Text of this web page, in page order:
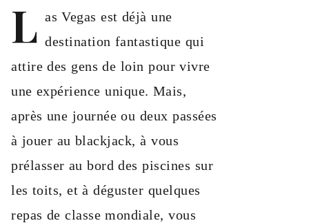
L as Vegas est déjà une
destination fantastique qui
attire des gens de loin pour vivre
une expérience unique. Mais,
après une journée ou deux passées
à jouer au blackjack, à vous
prélasser au bord des piscines sur
les toits, et à déguster quelques
repas de classe mondiale, vous